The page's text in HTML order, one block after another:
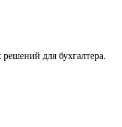
для бухгалтера.